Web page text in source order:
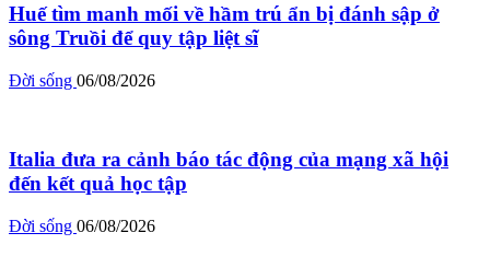
Huế tìm manh mối về hầm trú ẩn bị đánh sập ở
sông Truồi để quy tập liệt sĩ
Đời sống 06/08/2026
Italia đưa ra cảnh báo tác động của mạng xã hội
đến kết quả học tập
Đời sống 06/08/2026